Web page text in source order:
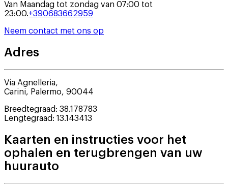
Van Maandag tot zondag van 07:00 tot
23:00.+390683662959
Neem contact met ons op
Adres
Via Agnelleria,
Carini, Palermo, 90044
Breedtegraad: 38.178783
Lengtegraad: 13.143413
Kaarten en instructies voor het
ophalen en terugbrengen van uw
huurauto